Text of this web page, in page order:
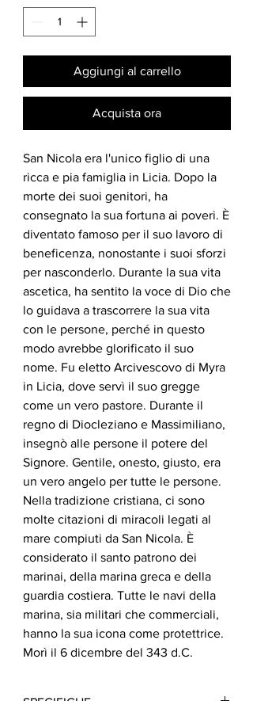
Aggiungi al carrello
Acquista ora
San Nicola era l'unico figlio di una
ricca e pia famiglia in Licia. Dopo la
morte dei suoi genitori, ha
consegnato la sua fortuna ai poveri. È
diventato famoso per il suo lavoro di
beneficenza, nonostante i suoi sforzi
per nasconderlo. Durante la sua vita
ascetica, ha sentito la voce di Dio che
lo guidava a trascorrere la sua vita
con le persone, perché in questo
modo avrebbe glorificato il suo
nome. Fu eletto Arcivescovo di Myra
in Licia, dove servì il suo gregge
come un vero pastore. Durante il
regno di Diocleziano e Massimiliano,
insegnò alle persone il potere del
Signore. Gentile, onesto, giusto, era
un vero angelo per tutte le persone.
Nella tradizione cristiana, ci sono
molte citazioni di miracoli legati al
mare compiuti da San Nicola. È
considerato il santo patrono dei
marinai, della marina greca e della
guardia costiera. Tutte le navi della
marina, sia militari che commerciali,
hanno la sua icona come protettrice.
Morì il 6 dicembre del 343 d.C.